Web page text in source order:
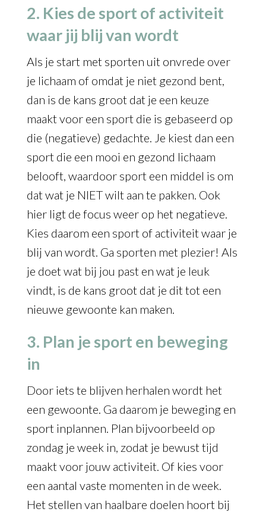
2. Kies de sport of activiteit
waar jij blij van wordt
Als je start met sporten uit onvrede over
je lichaam of omdat je niet gezond bent,
dan is de kans groot dat je een keuze
maakt voor een sport die is gebaseerd op
die (negatieve) gedachte. Je kiest dan een
sport die een mooi en gezond lichaam
belooft, waardoor sport een middel is om
dat wat je NIET wilt aan te pakken. Ook
hier ligt de focus weer op het negatieve.
Kies daarom een sport of activiteit waar je
blij van wordt. Ga sporten met plezier! Als
je doet wat bij jou past en wat je leuk
vindt, is de kans groot dat je dit tot een
nieuwe gewoonte kan maken.
3. Plan je sport en beweging
in
Door iets te blijven herhalen wordt het
een gewoonte. Ga daarom je beweging en
sport inplannen. Plan bijvoorbeeld op
zondag je week in, zodat je bewust tijd
maakt voor jouw activiteit. Of kies voor
een aantal vaste momenten in de week.
Het stellen van haalbare doelen hoort bij